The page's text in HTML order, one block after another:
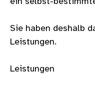
Sie haben deshalb
Leistungen.
Leistungen